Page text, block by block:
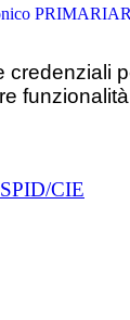
PRIMARIA
credenziali
CIE